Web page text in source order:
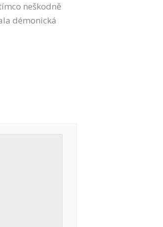
neškodně
démonická